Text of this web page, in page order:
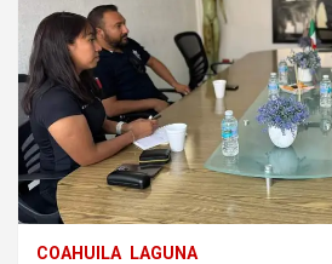
COAHUILA LAGUNA